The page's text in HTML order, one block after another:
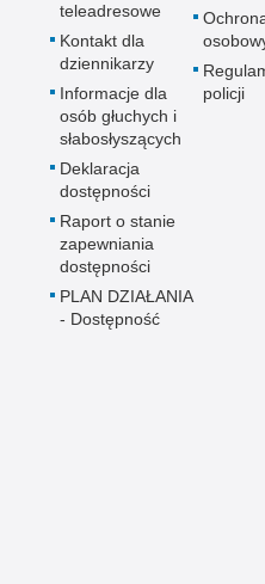
teleadresowe
Kontakt dla
dziennikarzy
Informacje dla
osób głuchych i
słabosłyszących
Deklaracja
dostępności
Raport o stanie
zapewniania
dostępności
PLAN DZIAŁANIA
- Dostępność
policji